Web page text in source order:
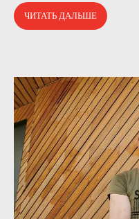
ЧИТАТЬ ДАЛЬШЕ